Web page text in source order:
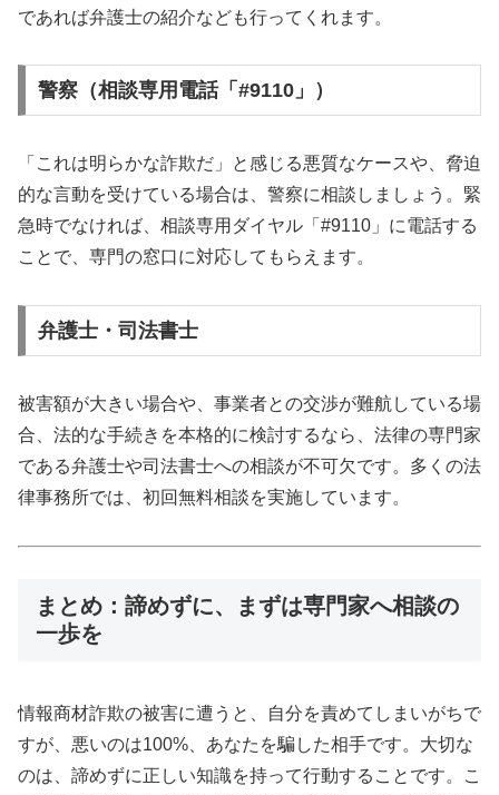
であれば弁護士の紹介なども行ってくれます。
警察（相談専用電話「#9110」）
「これは明らかな詐欺だ」と感じる悪質なケースや、脅迫
的な言動を受けている場合は、警察に相談しましょう。緊
急時でなければ、相談専用ダイヤル「#9110」に電話する
ことで、専門の窓口に対応してもらえます。
弁護士・司法書士
被害額が大きい場合や、事業者との交渉が難航している場
合、法的な手続きを本格的に検討するなら、法律の専門家
である弁護士や司法書士への相談が不可欠です。多くの法
律事務所では、初回無料相談を実施しています。
まとめ：諦めずに、まずは専門家へ相談の
一歩を
情報商材詐欺の被害に遭うと、自分を責めてしまいがちで
すが、悪いのは100%、あなたを騙した相手です。大切な
のは、諦めずに正しい知識を持って行動することです。こ